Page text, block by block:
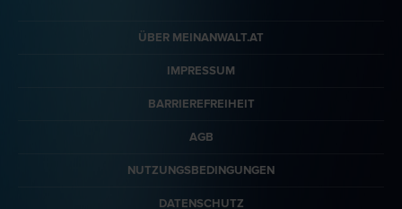
ÜBER MEINANWALT.AT
IMPRESSUM
BARRIEREFREIHEIT
AGB
NUTZUNGSBEDINGUNGEN
DATENSCHUTZ